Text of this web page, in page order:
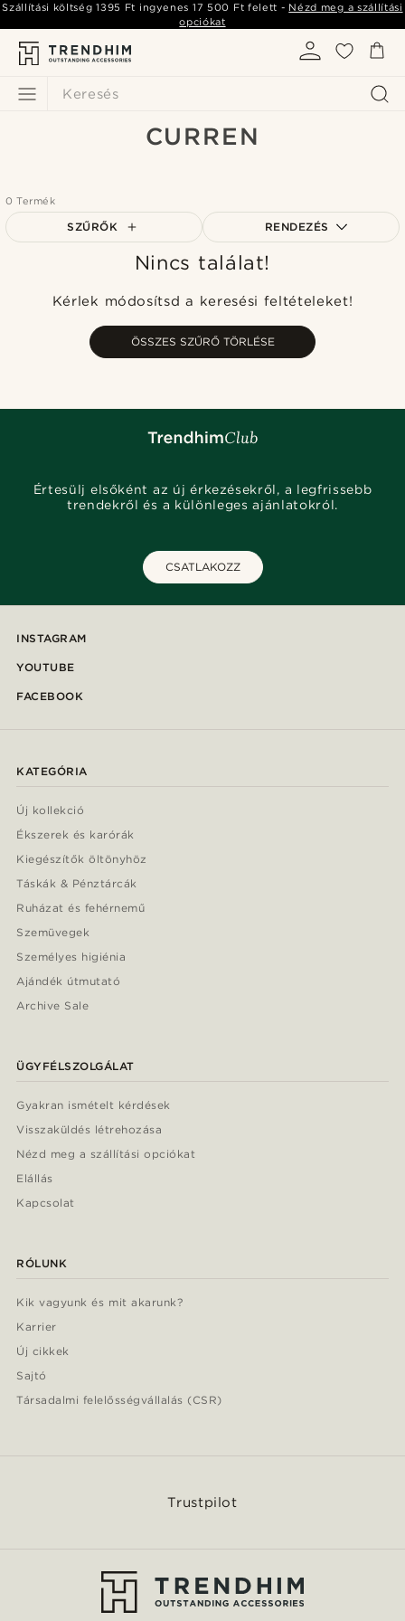
Keresés
Szállítási költség1395 Ft ingyenes 17 500 Ft felett - Nézd meg a szállítási
opciókat
CURREN
0 Termék
SZŰRŐK RENDEZÉS
A legkeresettebb
Legmagasabb ár
Nincs találat!
Kérlek módosítsd a keresési feltételeket!
ÖSSZES SZŰRŐ TÖRLÉSE
Értesülj elsőként az új érkezésekről, a legfrissebb
trendekről és a különleges ajánlatokról.
CSATLAKOZZ
INSTAGRAM
YOUTUBE
FACEBOOK
KATEGÓRIA
Új kollekció
Ékszerek és karórák
Kiegészítők öltönyhöz
Táskák & Pénztárcák
Ruházat és fehérnemű
Szemüvegek
Személyes higiénia
Ajándék útmutató
Archive Sale
ÜGYFÉLSZOLGÁLAT
Gyakran ismételt kérdések
Visszaküldés létrehozása
Nézd meg a szállítási opciókat
Elállás
Kapcsolat
RÓLUNK
Kik vagyunk és mit akarunk?
Karrier
Új cikkek
Sajtó
Társadalmi felelősségvállalás (CSR)
Trustpilot